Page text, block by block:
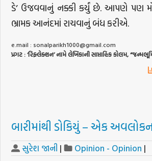
ડે’ ઉજવવાનું નક્કી કર્યું છે. આપણે પણ
ભ્રામક આનંદમાં રાચવાનું બંધ કરીએ.
e.mail : sonalparikh1000@gmail.com
પ્રગટ : ‘રિફ્લેક્શન’નામેલેખિકાનીસાપ્તાહિકકોલમ, “
બારીમાંથી ડોકિયું – એક અવલોકન
સુરેશ જાની | Opinion - Opinion |